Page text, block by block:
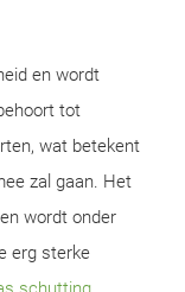
en wordt
tot
wat betekent
zal gaan. Het
wordt onder
erg sterke